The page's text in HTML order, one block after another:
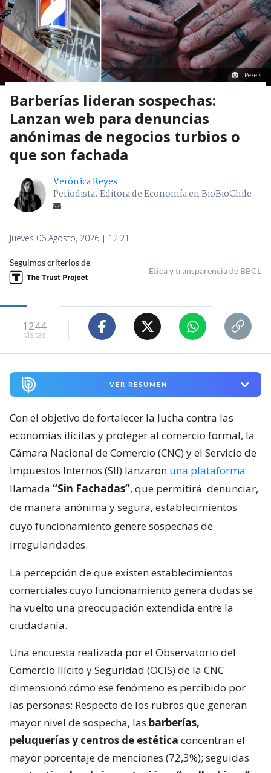
Pexels
Barberías lideran sospechas:
Lanzan web para denuncias
anónimas de negocios turbios o
que son fachada
Verónica Reyes
Periodista. Editora de Economía en BioBioChile.
Jueves 06 Agosto, 2026 | 12:21
Seguimos criterios de
Ética y transparencia de BBCL
1244
visitas
VER RESUMEN
Con el objetivo de fortalecer la lucha contra las
economías ilícitas y proteger al comercio formal, la
Cámara Nacional de Comercio (CNC) y el Servicio de
Impuestos Internos (SII) lanzaron una plataforma
llamada “Sin Fachadas”, que permitirá denunciar,
de manera anónima y segura, establecimientos
cuyo funcionamiento genere sospechas de
irregularidades.
La percepción de que existen establecimientos
comerciales cuyo funcionamiento genera dudas se
ha vuelto una preocupación extendida entre la
ciudadanía.
Una encuesta realizada por el Observatorio del
Comercio Ilícito y Seguridad (OCIS) de la CNC
dimensionó cómo ese fenómeno es percibido por
las personas: Respecto de los rubros que generan
mayor nivel de sospecha, las barberías,
peluquerías y centros de estética concentran el
mayor porcentaje de menciones (72,3%); seguidas